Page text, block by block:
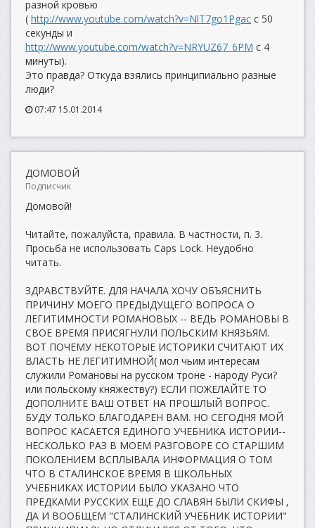
разной кровью
( http://www.youtube.com/watch?v=NlT7go1Pgac с 50
секунды и
http://www.youtube.com/watch?v=NRYUZ67_6PM с 4
минуты).
Это правда? Откуда взялись принципиально разные
люди?
07:47 15.01.2014
ДОМОВОЙ
Подписчик
Домовой!
Читайте, пожалуйста, правила. В частности, п. 3.
Просьба не использовать Caps Lock. Неудобно
читать.
ЗДРАВСТВУЙТЕ. ДЛЯ НАЧАЛА ХОЧУ ОБЪЯСНИТЬ
ПРИЧИНУ МОЕГО ПРЕДЫДУЩЕГО ВОПРОСА О
ЛЕГИТИМНОСТИ РОМАНОВЫХ -- ВЕДЬ РОМАНОВЫ В
СВОЕ ВРЕМЯ ПРИСЯГНУЛИ ПОЛЬСКИМ КНЯЗЬЯМ.
ВОТ ПОЧЕМУ НЕКОТОРЫЕ ИСТОРИКИ СЧИТАЮТ ИХ
ВЛАСТЬ НЕ ЛЕГИТИМНОЙ( мол чьим интересам
служили Романовы на русском троне - народу Руси?
или польскому княжеству?) ЕСЛИ ПОЖЕЛАЙТЕ ТО
ДОПОЛНИТЕ ВАШ ОТВЕТ НА ПРОШЛЫЙ ВОПРОС.
БУДУ ТОЛЬКО БЛАГОДАРЕН ВАМ. НО СЕГОДНЯ МОЙ
ВОПРОС КАСАЕТСЯ ЕДИНОГО УЧЕБНИКА ИСТОРИИ--
НЕСКОЛЬКО РАЗ В МОЕМ РАЗГОВОРЕ СО СТАРШИМ
ПОКОЛЕНИЕМ ВСПЛЫВАЛА ИНФОРМАЦИЯ О ТОМ
ЧТО В СТАЛИНСКОЕ ВРЕМЯ В ШКОЛЬНЫХ
УЧЕБНИКАХ ИСТОРИИ БЫЛО УКАЗАНО ЧТО
ПРЕДКАМИ РУССКИХ ЕЩЕ ДО СЛАВЯН БЫЛИ СКИФЫ ,
ДА И ВООБЩЕМ "СТАЛИНСКИЙ УЧЕБНИК ИСТОРИИ"